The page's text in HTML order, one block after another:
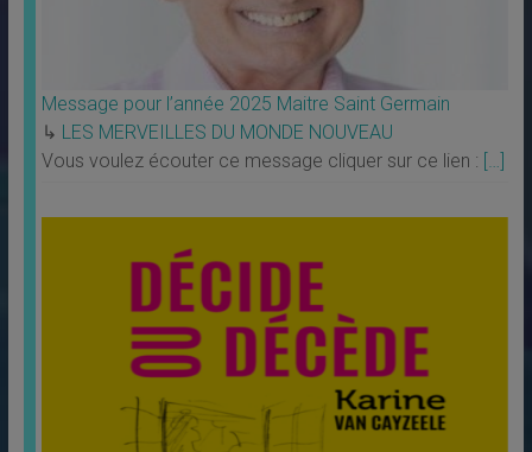
Message pour l’année 2025 Maitre Saint Germain
↳ LES MERVEILLES DU MONDE NOUVEAU
Vous voulez écouter ce message cliquer sur ce lien : […]